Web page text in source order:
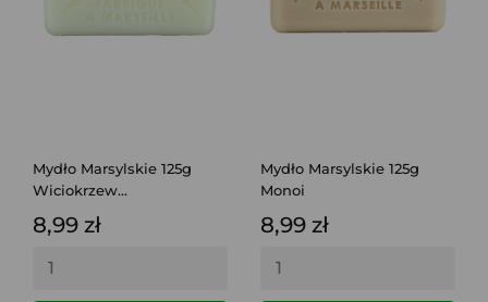
Mydło Marsylskie 125g
Wiciokrzew...
8,99 zł
Mydło Marsylskie 125g
Monoi
8,99 zł